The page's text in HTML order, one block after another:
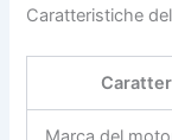
Caratteristiche